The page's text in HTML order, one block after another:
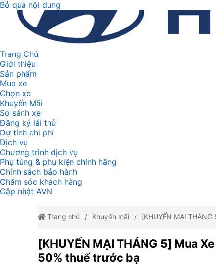
Bỏ qua nội dung
Trang Chủ
Giới thiệu
Sản phẩm
Mua xe
Chọn xe
Khuyến Mãi
So sánh xe
Đăng ký lái thử
Dự tính chi phí
Dịch vụ
Chương trình dịch vụ
Phụ tùng & phụ kiện chính hãng
Chính sách bảo hành
Chăm sóc khách hàng
Cập nhật AVN
Trang chủ Khuyến mãi [KHUYẾN MẠI
[KHUYẾN MẠI THÁNG 5] Mua
50% thuế trước bạ